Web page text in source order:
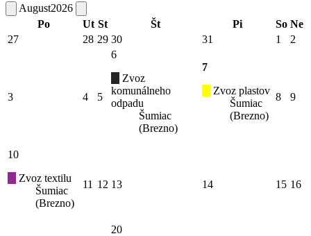
August2026
Po
Ut St Št Pi So Ne
27
28 29 30 31 1 2
3 4 5
6
Zvoz
komunálneho
odpadu
Šumiac
(Brezno)
7
Zvoz plastov
Šumiac
(Brezno)
8 9
10
Zvoz textilu
Šumiac
(Brezno)
11 12 13 14 15 16
20